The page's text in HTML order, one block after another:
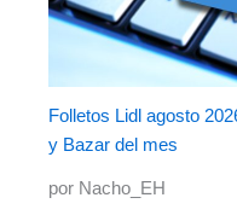
Folletos Lidl agosto
y Bazar del mes
por Nacho_EH